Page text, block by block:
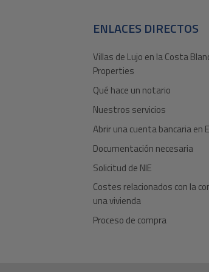
ENLACES DIRECTOS
Villas de Lujo en la Costa
Properties
Qué hace un notario
Nuestros servicios
Abrir una cuenta bancaria en
Documentación necesaria
Solicitud de NIE
Costes relacionados con la
una vivienda
Proceso de compra